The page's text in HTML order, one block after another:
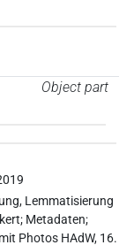
Object part
Lemmatisierung
Metadaten;
Photos HAdW, 16.